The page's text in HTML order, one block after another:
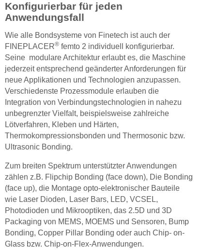
Konfigurierbar für jeden
Anwendungsfall
Wie alle Bondsysteme von Finetech ist auch der
FINEPLACER® femto 2 individuell konfigurierbar.
Seine modulare Architektur erlaubt es, die Maschine
jederzeit entsprechend geänderter Anforderungen für
neue Applikationen und Technologien anzupassen.
Verschiedenste Prozessmodule erlauben die
Integration von Verbindungstechnologien in nahezu
unbegrenzter Vielfalt, beispielsweise zahlreiche
Lötverfahren, Kleben und Härten,
Thermokompressionsbonden und Thermosonic bzw.
Ultrasonic Bonding.
Zum breiten Spektrum unterstützter Anwendungen
zählen z.B. Flipchip Bonding (face down), Die Bonding
(face up), die Montage opto-elektronischer Bauteile
wie Laser Dioden, Laser Bars, LED, VCSEL,
Photodioden und Mikrooptiken, das 2.5D und 3D
Packaging von MEMS, MOEMS und Sensoren, Bump
Bonding, Copper Pillar Bonding oder auch Chip- on-
Glass bzw. Chip-on-Flex-Anwendungen.